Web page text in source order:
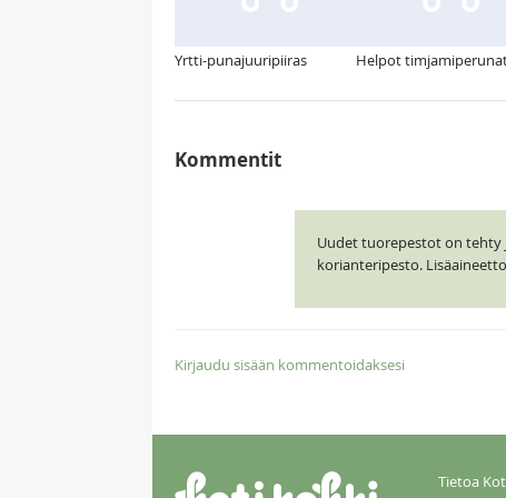
Yrtti-punajuuripiiras Helpot
Kommentit
Uudet tuorepestot on tehty
korianteripesto.
Kirjaudu sisään kommentoidaksesi
Tietoa